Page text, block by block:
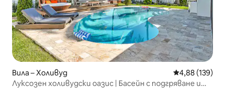
Вила – Холивуд Средна
4,88 (139)
Луксозен холивудски оазис | Басейн с подгряване и